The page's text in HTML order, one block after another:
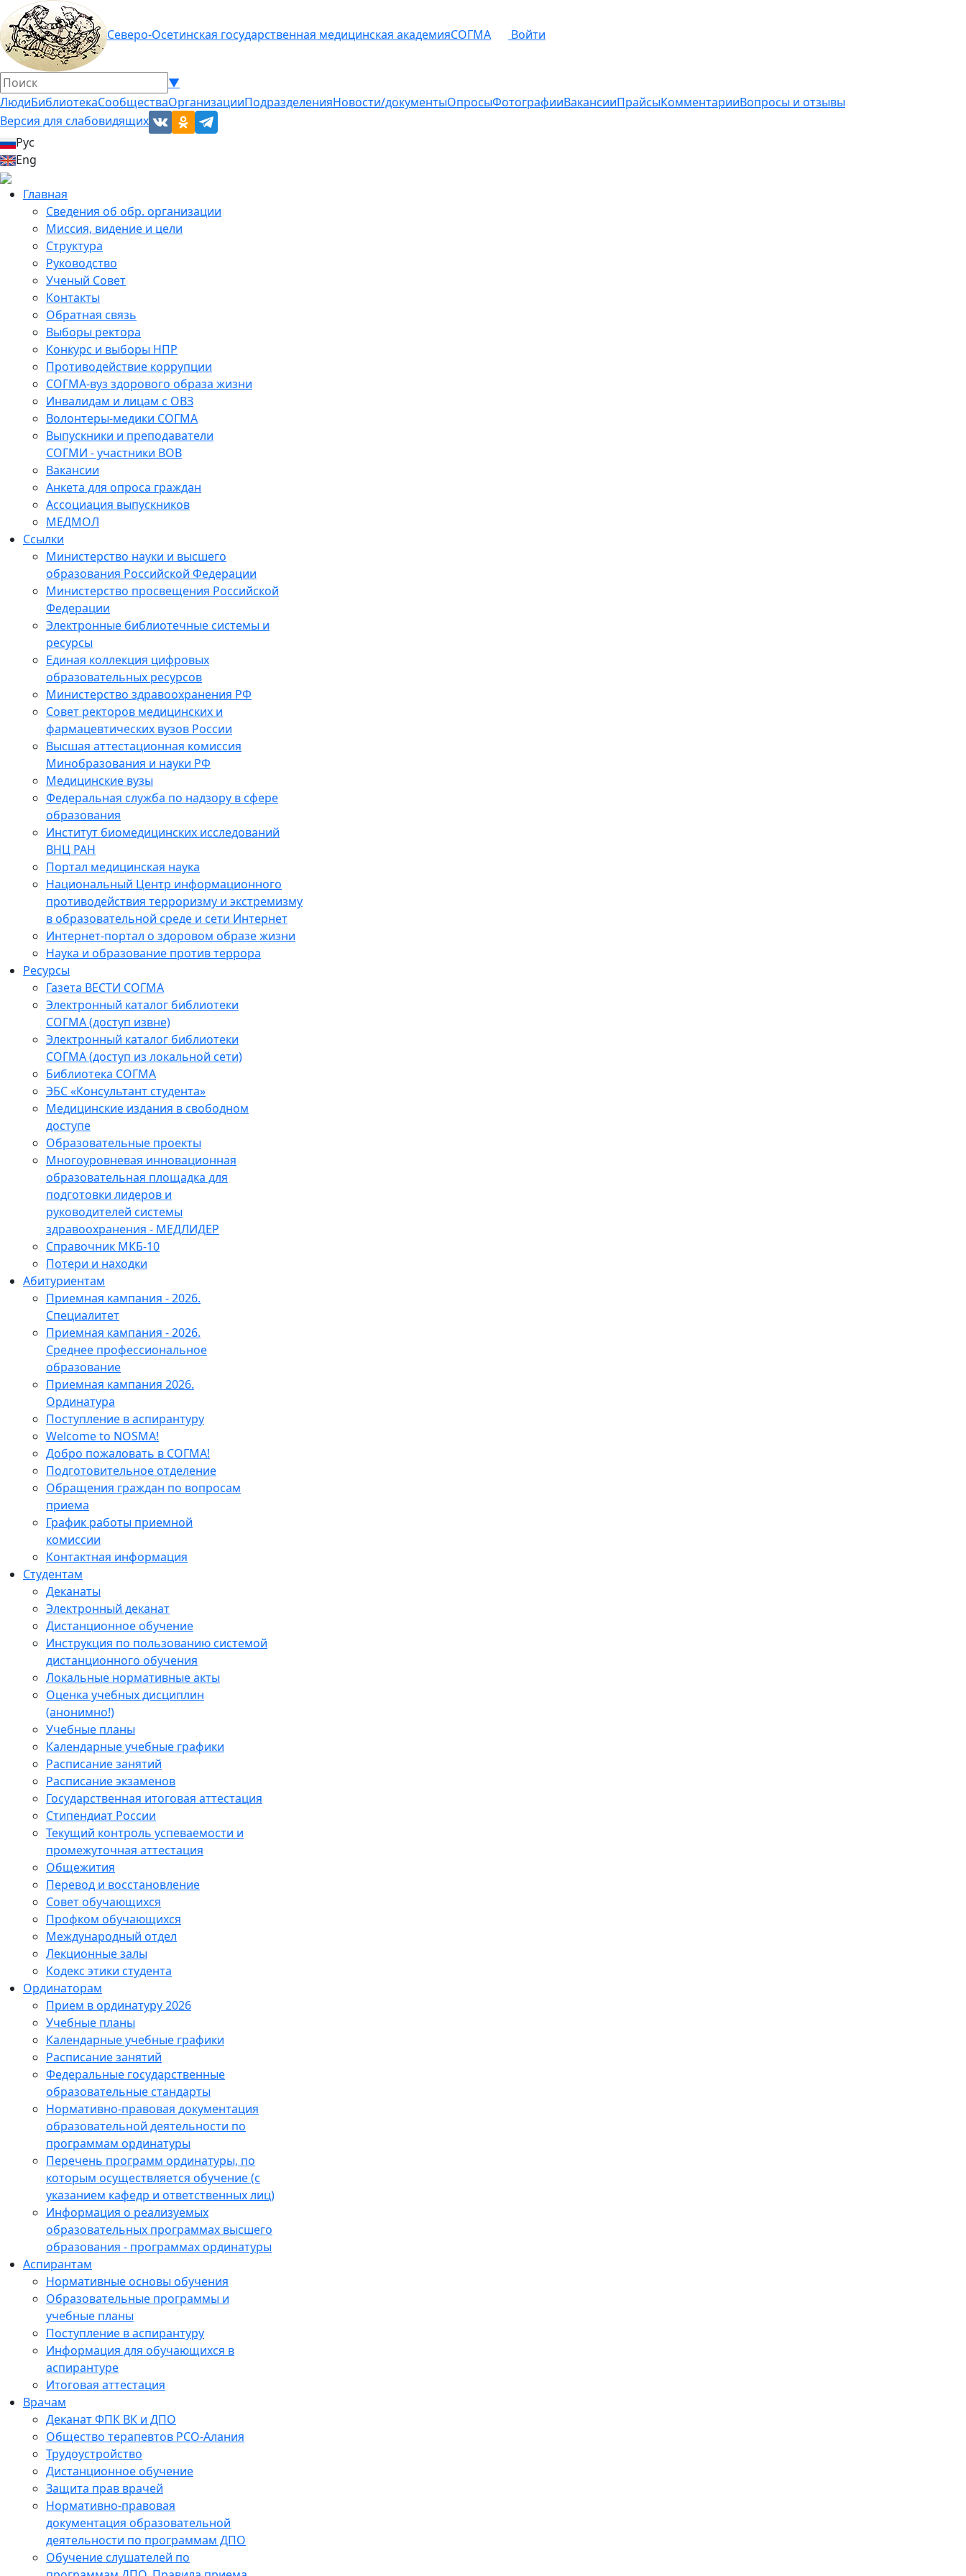
Северо-Осетинская государственная медицинская академияСОГМА Войти
▼
ЛюдиБиблиотекаСообществаОрганизацииПодразделенияНовости/документыОпросыФотографииВакансииПрайсыКомментарииВопросы и отзывы
Версия для слабовидящих
Рус
Eng
Главная
Сведения об обр. организации
Миссия, видение и цели
Структура
Руководство
Ученый Совет
Контакты
Обратная связь
Выборы ректора
Конкурс и выборы НПР
Противодействие коррупции
СОГМА-вуз здорового образа жизни
Инвалидам и лицам с ОВЗ
Волонтеры-медики СОГМА
Выпускники и преподаватели
СОГМИ - участники ВОВ
Вакансии
Анкета для опроса граждан
Ассоциация выпускников
МЕДМОЛ
Ссылки
Министерство науки и высшего
образования Российской Федерации
Министерство просвещения Российской
Федерации
Электронные библиотечные системы и
ресурсы
Единая коллекция цифровых
образовательных ресурсов
Министерство здравоохранения РФ
Совет ректоров медицинских и
фармацевтических вузов России
Высшая аттестационная комиссия
Минобразования и науки РФ
Медицинские вузы
Федеральная служба по надзору в сфере
образования
Институт биомедицинских исследований
ВНЦ РАН
Портал медицинская наука
Национальный Центр информационного
противодействия терроризму и экстремизму
в образовательной среде и сети Интернет
Интернет-портал о здоровом образе жизни
Наука и образование против террора
Ресурсы
Газета ВЕСТИ СОГМА
Электронный каталог библиотеки
СОГМА (доступ извне)
Электронный каталог библиотеки
СОГМА (доступ из локальной сети)
Библиотека СОГМА
ЭБС «Консультант студента»
Медицинские издания в свободном
доступе
Образовательные проекты
Многоуровневая инновационная
образовательная площадка для
подготовки лидеров и
руководителей системы
здравоохранения - МЕДЛИДЕР
Справочник МКБ-10
Потери и находки
Абитуриентам
Приемная кампания - 2026.
Специалитет
Приемная кампания - 2026.
Среднее профессиональное
образование
Приемная кампания 2026.
Ординатура
Поступление в аспирантуру
Welcome to NOSMA!
Добро пожаловать в СОГМА!
Подготовительное отделение
Обращения граждан по вопросам
приема
График работы приемной
комиссии
Контактная информация
Студентам
Деканаты
Электронный деканат
Дистанционное обучение
Инструкция по пользованию системой
дистанционного обучения
Локальные нормативные акты
Оценка учебных дисциплин
(анонимно!)
Учебные планы
Календарные учебные графики
Расписание занятий
Расписание экзаменов
Государственная итоговая аттестация
Стипендиат России
Текущий контроль успеваемости и
промежуточная аттестация
Общежития
Перевод и восстановление
Совет обучающихся
Профком обучающихся
Международный отдел
Лекционные залы
Кодекс этики студента
Ординаторам
Прием в ординатуру 2026
Учебные планы
Календарные учебные графики
Расписание занятий
Федеральные государственные
образовательные стандарты
Нормативно-правовая документация
образовательной деятельности по
программам ординатуры
Перечень программ ординатуры, по
которым осуществляется обучение (с
указанием кафедр и ответственных лиц)
Информация о реализуемых
образовательных программах высшего
образования - программах ординатуры
Аспирантам
Нормативные основы обучения
Образовательные программы и
учебные планы
Поступление в аспирантуру
Информация для обучающихся в
аспирантуре
Итоговая аттестация
Врачам
Деканат ФПК ВК и ДПО
Общество терапевтов РСО-Алания
Трудоустройство
Дистанционное обучение
Защита прав врачей
Нормативно-правовая
документация образовательной
деятельности по программам ДПО
Обучение слушателей по